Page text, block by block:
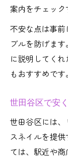
案内をチェック
不安な点は事
ブルを防げま
に説明してく
もおすすめです。
世田谷区で安
世田谷区には
スネイルを提
ては、駅近や